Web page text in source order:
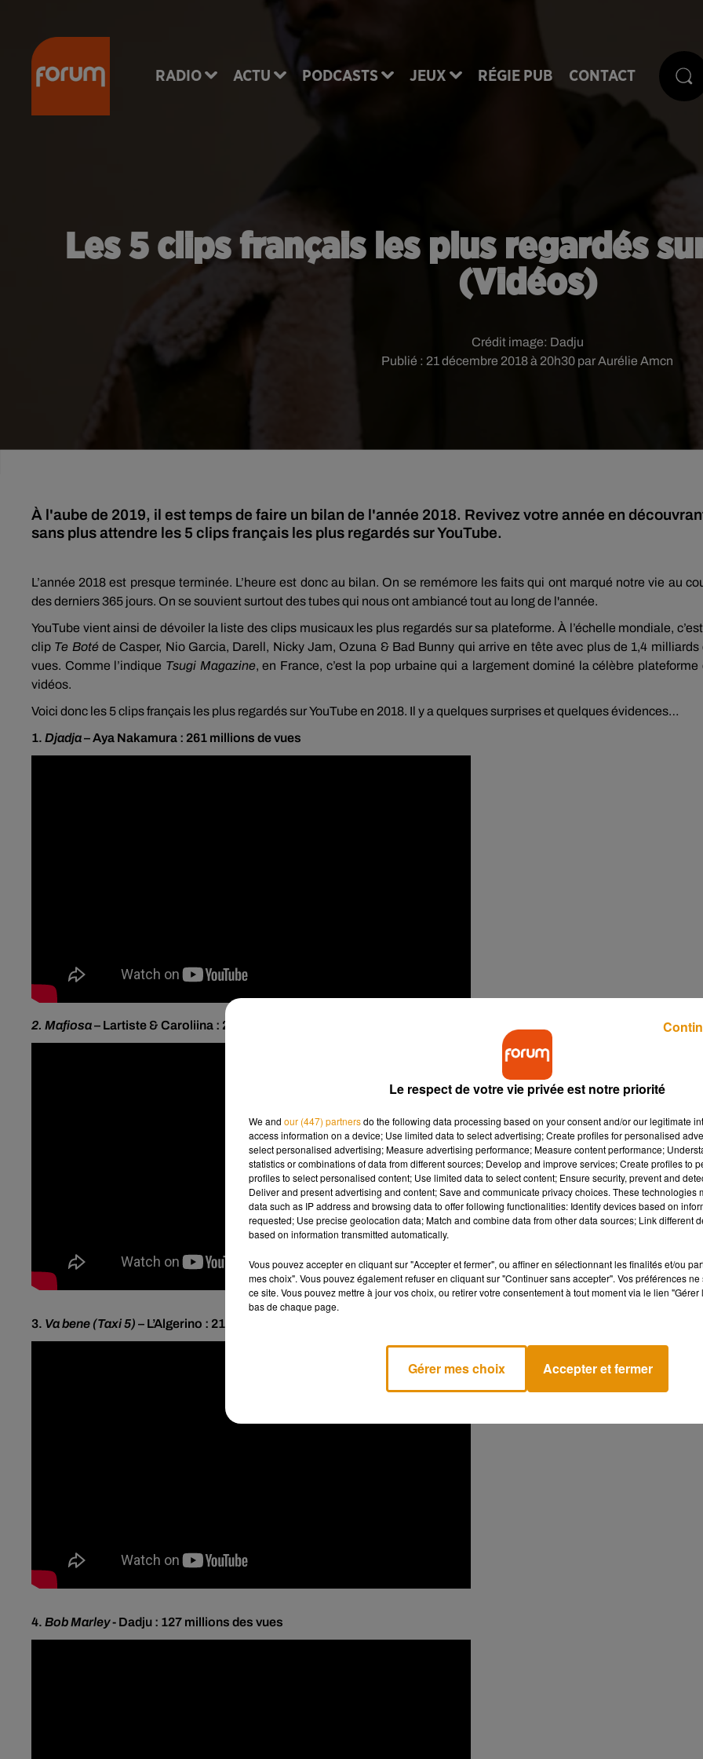
RADIO ACTU PODCASTS JEUX RÉGIE PUB CONTACT
Les 5 clips français les plus regardés
(Vidéos)
Publié : 21 décembre 2018 à 20h30 par Aurélie Amcn
Crédit image: Dadju
À l'aube de 2019, il est temps de faire un bilan de l'année 2018. Revivez votre année en
sans plus attendre les 5 clips français les plus regardés sur YouTube.
L’année 2018 est presque terminée. L’heure est donc au bilan. On se remémore les faits qui ont marqué notre vie au
des derniers 365 jours. On se souvient surtout des tubes qui nous ont ambiancé tout au long de l'année.
YouTube vient ainsi de dévoiler la liste des clips musicaux les plus regardés sur sa plateforme. À l’échelle mondiale,
clip Te Boté de Casper, Nio Garcia, Darell, Nicky Jam, Ozuna & Bad Bunny qui arrive en tête avec plus de 1,4 milliards
vues. Comme l’indique Tsugi Magazine, en France, c’est la pop urbaine qui a largement dominé la célèbre plateforme
vidéos.
Voici donc les 5 clips français les plus regardés surYouTube en 2018. Il y a quelques surprises et quelques évidences…
1. Djadja–Aya Nakamura : 261 millions de vues
2. Mafiosa– Lartiste & Caroliina : 247 millions de vues
3. Vabene (Taxi5) – L’Algerino : 215 millions de vues
4. Bob Marley- Dadju : 127 millions des vues
Le respect de votre vie privée est notre priorité
We and our (447) partnersdo the following data processing based on your consent and/or our legitimate
access information on a device; Use limited data to select advertising; Create profiles for personalised
select personalised advertising; Measure advertising performance; Measure content performance;
statistics or combinations of data from different sources; Develop and improve services; Create profiles to
profiles to select personalised content; Use limited data to select content; Ensure security, prevent and
Deliver and present advertising and content; Save and communicate privacy choices. These technologies
data such as IP address and browsing data to offer following functionalities: Identify devices based on
requested; Use precise geolocation data; Match and combine data from other data sources; Link different
based on information transmitted automatically.
Vous pouvez accepter en cliquant sur "Accepter et fermer", ou affiner en sélectionnant les finalités et/ou
mes choix". Vous pouvez également refuser en cliquant sur "Continuer sans accepter". Vos préférences
ce site. Vous pouvez mettre à jour vos choix, ou retirer votre consentement à tout moment via le lien
bas de chaque page.
Gérer mes choix Accepter et fermer